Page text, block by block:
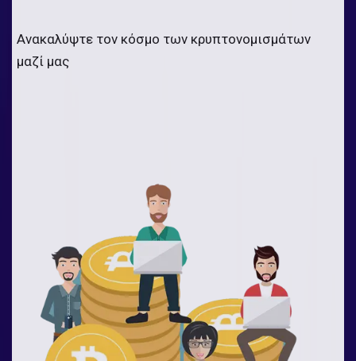
Ανακαλύψτε τον κόσμο των κρυπτονομισμάτων
μαζί μας